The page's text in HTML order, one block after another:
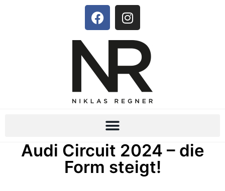
Audi Circuit 2024 – die
Form steigt!